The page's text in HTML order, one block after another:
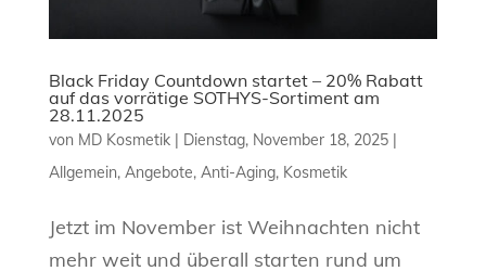
Black Friday Countdown startet – 20% Rabatt
auf das vorrätige SOTHYS-Sortiment am
28.11.2025
von MD Kosmetik| Dienstag, November 18, 2025|
Allgemein, Angebote, Anti-Aging, Kosmetik
Jetzt im November ist Weihnachten nicht
mehr weit und überall starten rund um